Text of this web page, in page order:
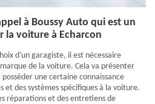
à Boussy Auto qui est un
la voiture à Echarcon
d'un garagiste, il est nécessaire
de la voiture. Cela va présenter
une certaine connaissance
des systèmes spécifiques à la voiture.
réparations et des entretiens de